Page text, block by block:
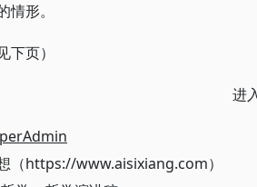
形。
下页）
进
（https://www.aisixiang.com）